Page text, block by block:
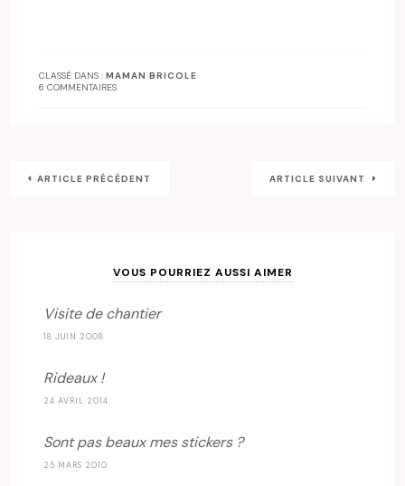
CLASSÉ DANS :MAMAN BRICOLE
6 COMMENTAIRES
ARTICLE PRÉCÉDENT ARTICLE SUIVANT
VOUS POURRIEZ AUSSI AIMER
Visite de chantier
18 JUIN 2008
Rideaux !
24 AVRIL 2014
Sont pas beaux mes stickers ?
25 MARS 2010